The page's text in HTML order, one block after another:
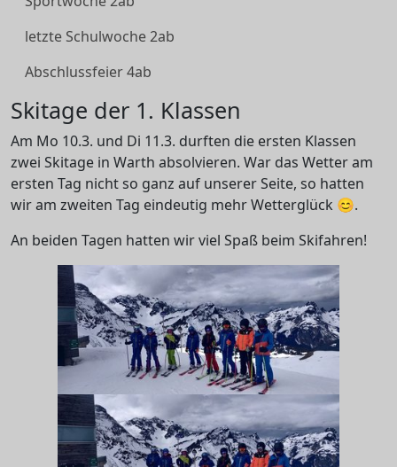
letzte Schulwoche 2ab
Abschlussfeier 4ab
Skitage der 1. Klassen
Am Mo 10.3. und Di 11.3. durften die ersten Klassen
zwei Skitage in Warth absolvieren. War das Wetter am
ersten Tag nicht so ganz auf unserer Seite, so hatten
wir am zweiten Tag eindeutig mehr Wetterglück 😊.
An beiden Tagen hatten wir viel Spaß beim Skifahren!